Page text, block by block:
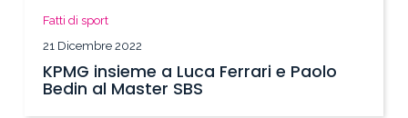
Fatti di sport
21 Dicembre 2022
KPMG insieme a Luca Ferrari e Paolo
Bedin al Master SBS